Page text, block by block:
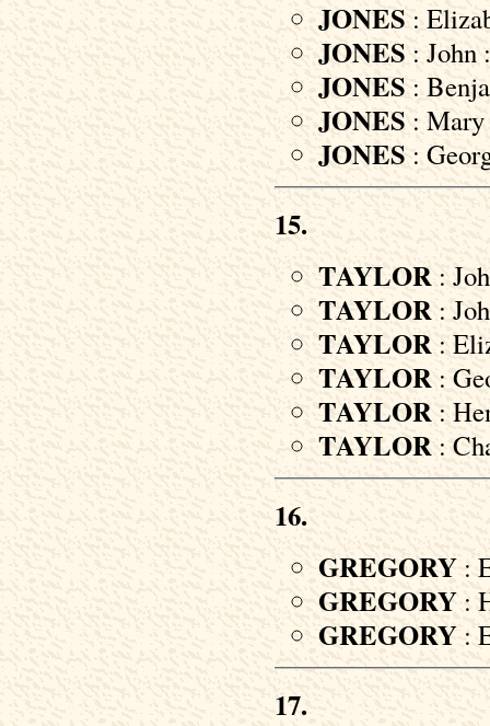
JONES :
JONES :
JONES :
JONES :
JONES :
15.
TAYLOR :
TAYLOR :
TAYLOR :
TAYLOR :
TAYLOR :
TAYLOR :
16.
GREGORY :
GREGORY :
GREGORY :
17.